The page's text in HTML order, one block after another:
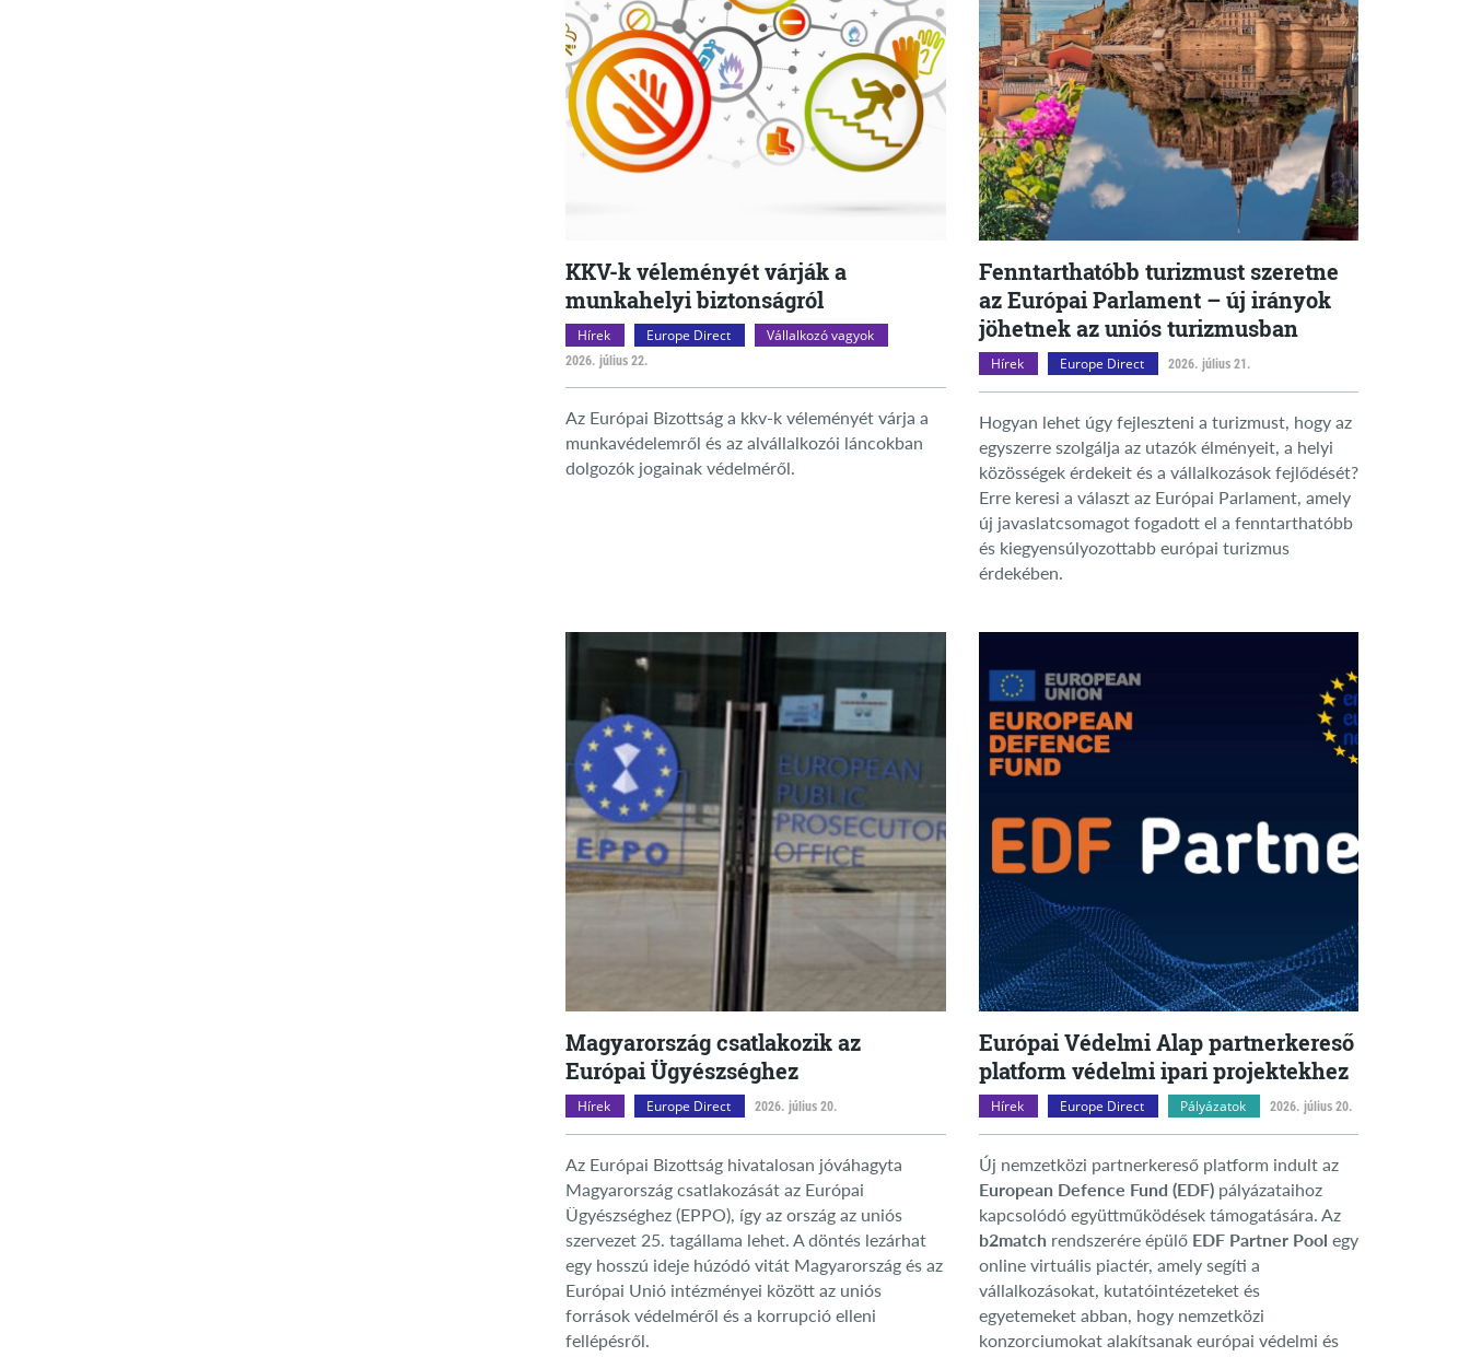
KKV-k véleményét várják a
munkahelyi biztonságról
Hírek Europe Direct Vállalkozó vagyok
2026. július 22.
Az Európai Bizottság a kkv-k véleményét várja a
munkavédelemről és az alvállalkozói láncokban
dolgozók jogainak védelméről.
Fenntarthatóbb turizmust szeretne
az Európai Parlament – új irányok
jöhetnek az uniós turizmusban
Hírek Europe Direct 2026. július 21.
Hogyan lehet úgy fejleszteni a turizmust, hogy az
egyszerre szolgálja az utazók élményeit, a helyi
közösségek érdekeit és a vállalkozások fejlődését?
Erre keresi a választ az Európai Parlament, amely
új javaslatcsomagot fogadott el a fenntarthatóbb
és kiegyensúlyozottabb európai turizmus
érdekében.
Magyarország csatlakozik az
Európai Ügyészséghez
Hírek Europe Direct 2026. július 20.
Az Európai Bizottság hivatalosan jóváhagyta
Magyarország csatlakozását az Európai
Ügyészséghez (EPPO), így az ország az uniós
szervezet 25. tagállama lehet. A döntés lezárhat
egy hosszú ideje húzódó vitát Magyarország és az
Európai Unió intézményei között az uniós
források védelméről és a korrupció elleni
fellépésről.
Európai Védelmi Alap partnerkereső
platform védelmi ipari projektekhez
Hírek Europe Direct Pályázatok 2026. július 20.
Új nemzetközi partnerkereső platform indult az
European Defence Fund (EDF)pályázataihoz
kapcsolódó együttműködések támogatására. Az
b2match rendszerére épülő EDF Partner Pool egy
online virtuális piactér, amely segíti a
vállalkozásokat, kutatóintézeteket és
egyetemeket abban, hogy nemzetközi
konzorciumokat alakítsanak európai védelmi és